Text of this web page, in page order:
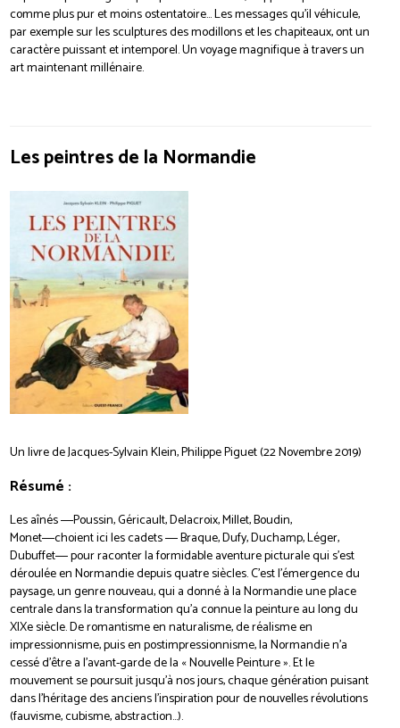
comme plus pur et moins ostentatoire… Les messages qu’il véhicule,
par exemple sur les sculptures des modillons et les chapiteaux, ont un
caractère puissant et intemporel. Un voyage magnifique à travers un
art maintenant millénaire.
Les peintres de la Normandie
Un livre de Jacques-Sylvain Klein, Philippe Piguet (22 Novembre 2019)
Résumé :
Les aînés ―Poussin, Géricault, Delacroix, Millet, Boudin,
Monet―choient ici les cadets ― Braque, Dufy, Duchamp, Léger,
Dubuffet― pour raconter la formidable aventure picturale qui s’est
déroulée en Normandie depuis quatre siècles. C’est l’émergence du
paysage, un genre nouveau, qui a donné à la Normandie une place
centrale dans la transformation qu’a connue la peinture au long du
XIXe siècle. De romantisme en naturalisme, de réalisme en
impressionnisme, puis en postimpressionnisme, la Normandie n’a
cessé d’être a l’avant-garde de la « Nouvelle Peinture ». Et le
mouvement se poursuit jusqu’à nos jours, chaque génération puisant
dans l’héritage des anciens l’inspiration pour de nouvelles révolutions
(fauvisme, cubisme, abstraction…).